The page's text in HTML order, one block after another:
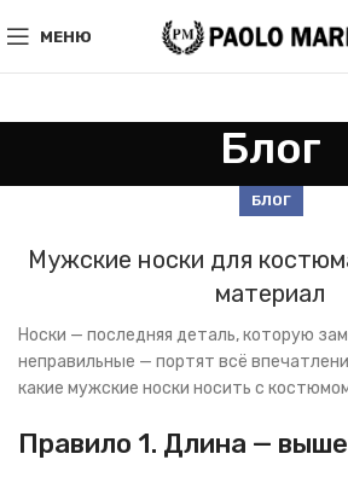
МЕНЮ
Блог
БЛОГ
Мужские носки для
материал
Носки — последняя деталь, которую
неправильные — портят всё
какие мужские носки носить с
Правило 1. Длина —